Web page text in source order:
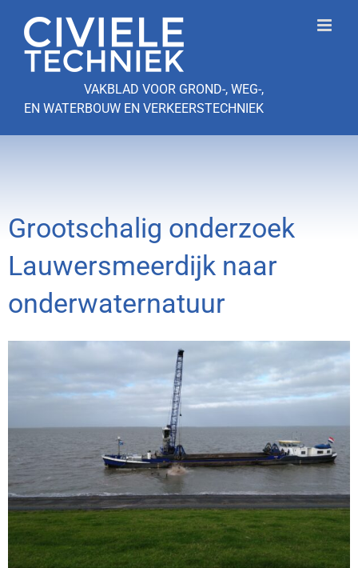
naar
inhoud
VAKBLAD VOOR GROND-, WEG-,
EN WATERBOUW EN VERKEERSTECHNIEK
Grootschalig onderzoek
Lauwersmeerdijk naar
onderwaternatuur